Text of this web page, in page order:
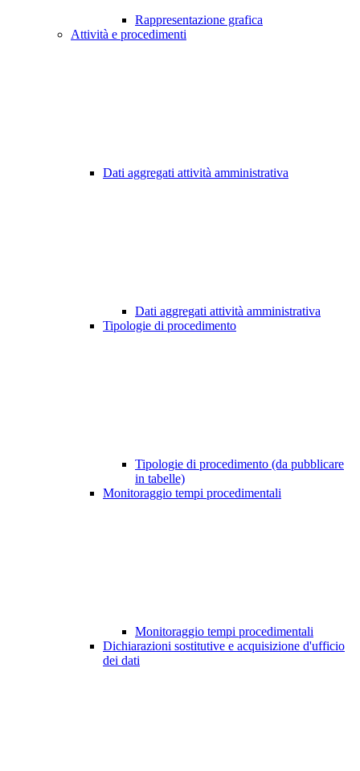
Rappresentazione grafica
Attività e procedimenti
Dati aggregati attività amministrativa
Dati aggregati attività amministrativa
Tipologie di procedimento
Tipologie di procedimento (da pubblicare
in tabelle)
Monitoraggio tempi procedimentali
Monitoraggio tempi procedimentali
Dichiarazioni sostitutive e acquisizione d'ufficio
dei dati